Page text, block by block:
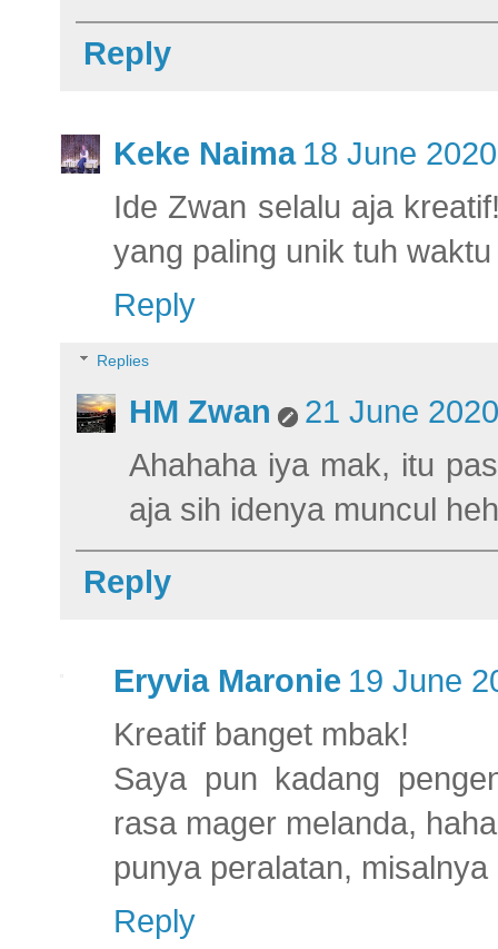
Reply
Keke Naima 18 June
Ide Zwan selalu aja
yang paling unik tuh
Reply
Replies
HM Zwan
21 June
Ahahaha iya mak, itu
aja sih idenya muncul
Reply
Eryvia Maronie 19 June
Kreatif banget mbak!
Saya pun kadang
rasa mager melanda,
punya peralatan,
Reply